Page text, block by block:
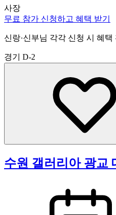
사장
무료 참가 신청하고 혜택 받기
신랑·신부님 각각 신청 시 혜
경기 D-2
수원 갤러리아 광교